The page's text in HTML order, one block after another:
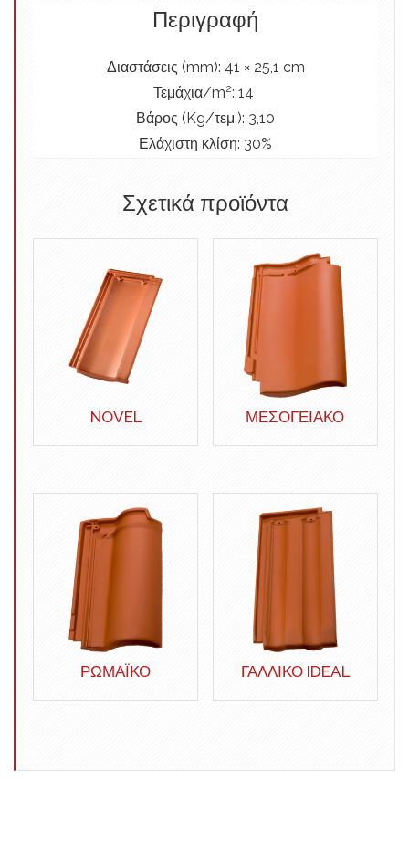
Περιγραφή
Διαστάσεις (mm): 41 × 25,1 cm
Τεμάχια/m2: 14
Βάρος (Kg/τεμ.): 3 ,10
Ελάχιστη κλίση: 30%
Σχετικά προϊόντα
NOVEL ΜΕΣΟΓΕΙΑΚΟ
ΡΩΜΑΪΚΟ ΓΑΛΛΙΚΟ IDEAL